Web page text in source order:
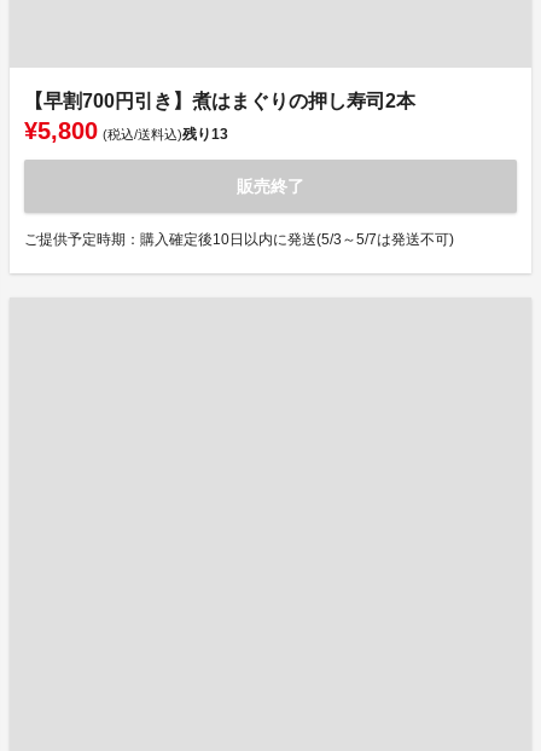
【早割700円引き】煮はまぐりの押し寿司2本
¥5,800 (税込/送料込)残り13
販売終了
ご提供予定時期：購入確定後10日以内に発送(5/3～5/7は発送不可)